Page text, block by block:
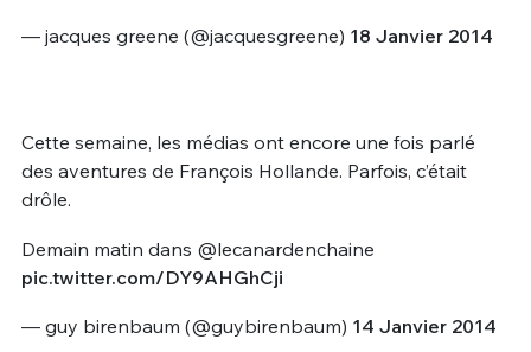
— jacques greene (@jacquesgreene) 18 Janvier 2014
Cette semaine, les médias ont encore une fois parlé
des aventures de François Hollande. Parfois, c’était
drôle.
Demain matin dans @lecanardenchaine
pic.twitter.com/DY9AHGhCji
— guy birenbaum (@guybirenbaum) 14 Janvier 2014